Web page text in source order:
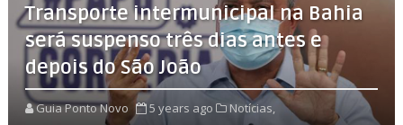
Transporte intermunicipal na Bahia
será suspenso três dias antes e
depois do São João
Guia Ponto Novo 5 years ago
Notícias,